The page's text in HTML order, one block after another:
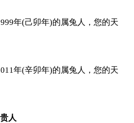
年(己卯年)的属兔人，您的天
年(辛卯年)的属兔人，您的天
人